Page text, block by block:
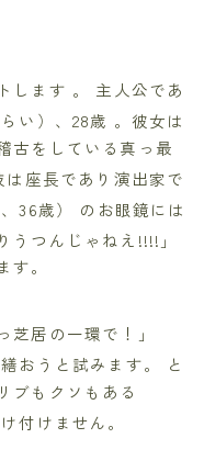
します 。 主人公であ
い）、28歳 。彼女は
古をしている真っ最
座長であり演出家で
36歳） のお眼鏡には
うつんじゃねえ!!!!」
。
居の一環で！」
おうと試みます。 と
ブもクソもある
付けません。